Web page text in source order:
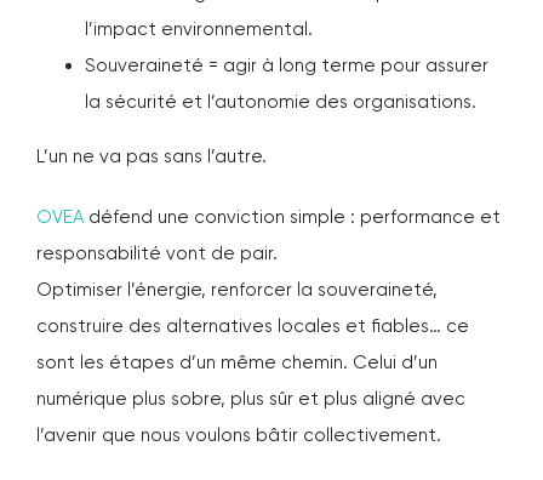
l’impact environnemental.
Souveraineté = agir à long terme pour assurer
la sécurité et l’autonomie des organisations.
L’un ne va pas sans l’autre.
OVEAdéfend une conviction simple : performance et
responsabilité vont de pair.
Optimiser l’énergie, renforcer la souveraineté,
construire des alternatives locales et fiables… ce
sont les étapes d’un même chemin. Celui d’un
numérique plus sobre, plus sûr et plus aligné avec
l’avenir que nous voulons bâtir collectivement.